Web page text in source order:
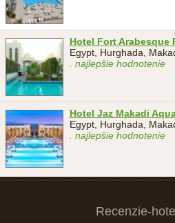
Hotel Fort Arabesque
Egypt, Hurghada,
. najlepšie hodnotenie
Hotel Jaz Makadi
Egypt, Hurghada,
. najlepšie hodnotenie
Recenzie-